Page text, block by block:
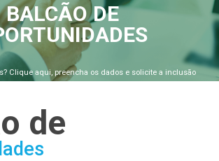
BALCÃO DE
Clique aqui, preencha os dados e solicite a inclusão
de